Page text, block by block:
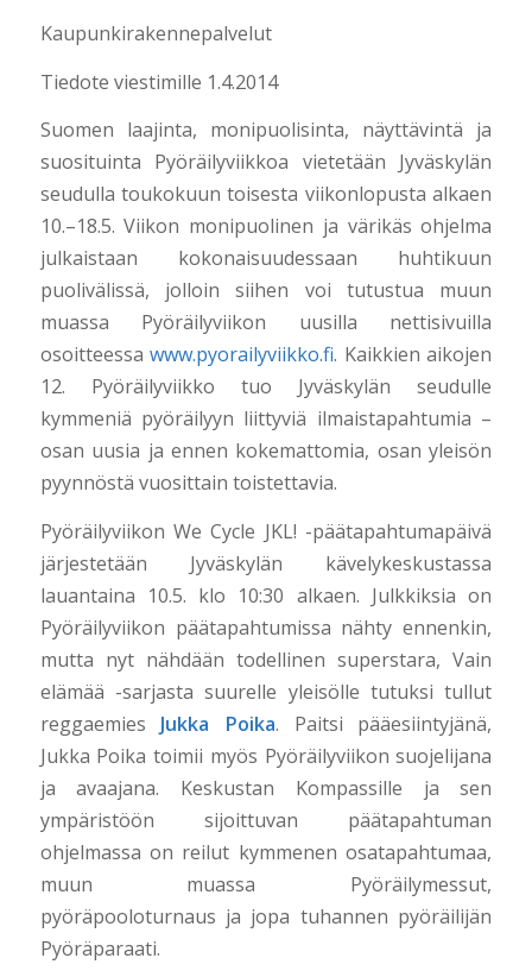
Kaupunkirakennepalvelut
Tiedote viestimille 1.4.2014
Suomen laajinta, monipuolisinta, näyttävintä ja
suosituinta Pyöräilyviikkoa vietetään Jyväskylän
seudulla toukokuun toisesta viikonlopusta alkaen
10.–18.5. Viikon monipuolinen ja värikäs ohjelma
julkaistaan kokonaisuudessaan huhtikuun
puolivälissä, jolloin siihen voi tutustua muun
muassa Pyöräilyviikon uusilla nettisivuilla
osoitteessawww.pyorailyviikko.fi. Kaikkien aikojen
12. Pyöräilyviikko tuo Jyväskylän seudulle
kymmeniä pyöräilyyn liittyviä ilmaistapahtumia –
osan uusia ja ennen kokemattomia, osan yleisön
pyynnöstä vuosittain toistettavia.
PyöräilyviikonWe Cycle JKL! -päätapahtumapäivä
järjestetään Jyväskylän kävelykeskustassa
lauantaina 10.5. klo 10:30 alkaen. Julkkiksia on
Pyöräilyviikon päätapahtumissa nähty ennenkin,
mutta nyt nähdään todellinen superstara,Vain
elämää -sarjasta suurelle yleisölle tutuksi tullut
reggaemies Jukka Poika. Paitsi pääesiintyjänä,
Jukka Poika toimii myös Pyöräilyviikon suojelijana
ja avaajana. Keskustan Kompassille ja sen
ympäristöön sijoittuvan päätapahtuman
ohjelmassa on reilut kymmenen osatapahtumaa,
muun muassa Pyöräilymessut,
pyöräpooloturnaus ja jopa tuhannen pyöräilijän
Pyöräparaati.